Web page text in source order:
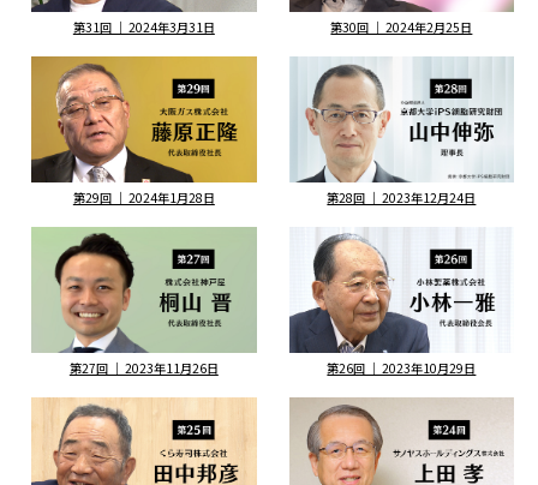
第31回 ｜ 2024年3月31日 第30回 ｜ 2024年2月25日
第29回 ｜ 2024年1月28日 第28回 ｜ 2023年12月24日
第27回 ｜ 2023年11月26日 第26回 ｜ 2023年10月29日